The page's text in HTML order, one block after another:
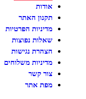
תקנון האתר
מדיניות הפרטיות
שאלות נפוצות
הצהרת נגישות
מדיניות משלוחים
צור קשר
מפת אתר